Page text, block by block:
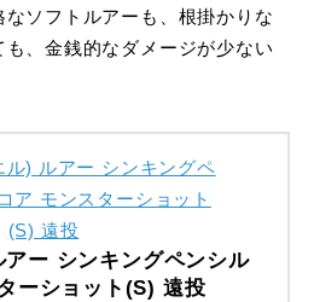
なソフトルアーも、根掛かりな
、金銭的なダメージが少ない
ー シンキングペンシル
ーショット(S) 遠投